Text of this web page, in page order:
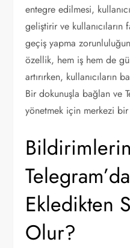
entegre edilmesi,
geliştirir ve kullanıcıların
geçiş yapma
özellik, hem iş hem de
artırırken, kullanıcıların
Bir dokunuşla bağlan ve
yönetmek için merkezi
Ekledikten
Olur?